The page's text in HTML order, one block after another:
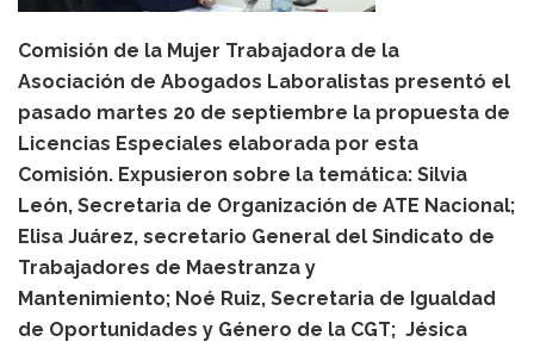
Comisión de la Mujer Trabajadora de la
Asociación de Abogados Laboralistas presentó el
pasado martes 20 de septiembre la propuesta de
Licencias Especiales elaborada por esta
Comisión. Expusieron sobre la temática: Silvia
León, Secretaria de Organización de ATE Nacional;
Elisa Juárez, secretario General del Sindicato de
Trabajadores de Maestranza y
Mantenimiento; Noé Ruiz, Secretaria de Igualdad
de Oportunidades y Género de la CGT; Jésica